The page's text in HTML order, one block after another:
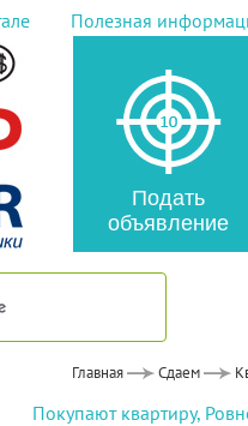
Полезная
Подать
объявление
Главная Сдаем
Покупают квартиру,